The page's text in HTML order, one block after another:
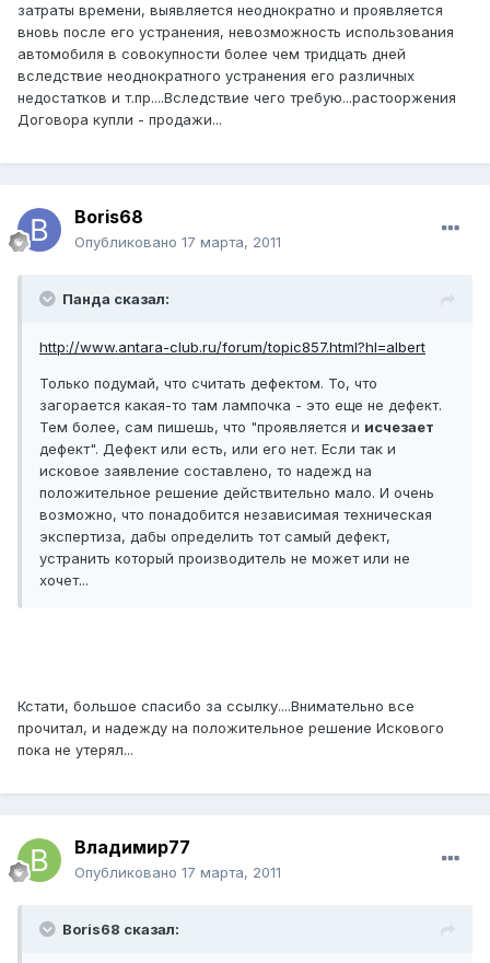
затраты времени, выявляется неоднократно и проявляется
вновь после его устранения, невозможность использования
автомобиля в совокупности более чем тридцать дней
вследствие неоднократного устранения его различных
недостатков и т.пр....Вследствие чего требую...растооржения
Договора купли - продажи...
Boris68
Опубликовано 17 марта, 2011
Панда сказал:
http://www.antara-club.ru/forum/topic857.html?hl=albert
Только подумай, что считать дефектом. То, что
загорается какая-то там лампочка - это еще не дефект.
Тем более, сам пишешь, что "проявляется и исчезает
дефект". Дефект или есть, или его нет. Если так и
исковое заявление составлено, то надежд на
положительное решение действительно мало. И очень
возможно, что понадобится независимая техническая
экспертиза, дабы определить тот самый дефект,
устранить который производитель не может или не
хочет...
Кстати, большое спасибо за ссылку....Внимательно все
прочитал, и надежду на положительное решение Искового
пока не утерял...
Владимир77
Опубликовано 17 марта, 2011
Boris68 сказал: